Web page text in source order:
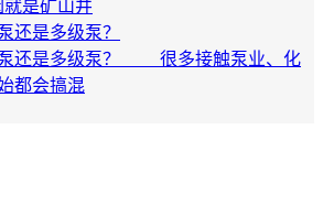
是矿山井
还是多级泵？
泵还是多级泵？ 很多接触泵业、化
都会搞混